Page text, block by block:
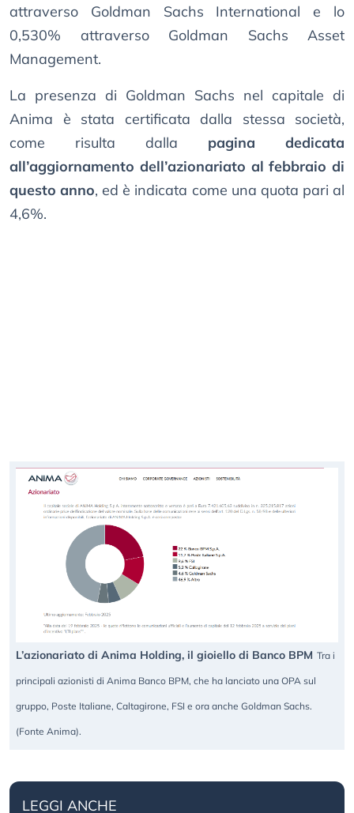
attraverso Goldman Sachs International e lo
0,530% attraverso Goldman Sachs Asset
Management.
La presenza di Goldman Sachs nel capitale di
Anima è stata certificata dalla stessa società,
come risulta dalla pagina dedicata
all’aggiornamento dell’azionariato al febbraio di
questo anno, ed è indicata come una quota pari al
4,6%.
L’azionariato di Anima Holding, il gioiello di Banco BPM Tra i
principali azionisti di Anima Banco BPM, che ha lanciato una OPA sul
gruppo, Poste Italiane, Caltagirone, FSI e ora anche Goldman Sachs.
(Fonte Anima).
LEGGI ANCHE